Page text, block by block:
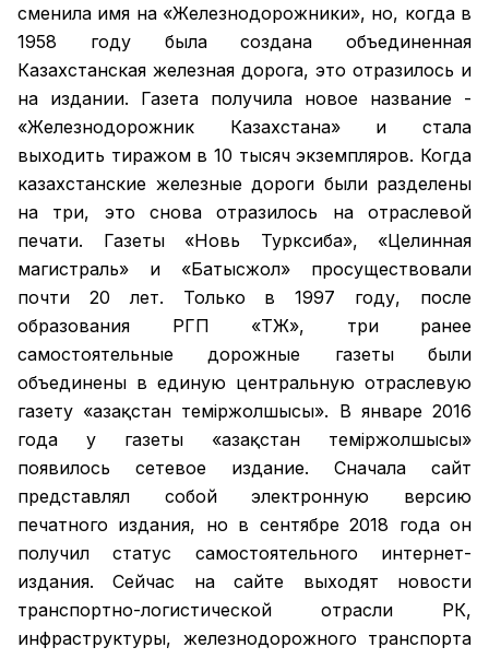
сменила имя на «Железнодорожники», но, когда в
1958 году была создана объединенная
Казахстанская железная дорога, это отразилось и
на издании. Газета получила новое название -
«Железнодорожник Казахстана» и стала
выходить тиражом в 10 тысяч экземпляров. Когда
казахстанские железные дороги были разделены
на три, это снова отразилось на отраслевой
печати. Газеты «Новь Турксиба», «Целинная
магистраль» и «Батысжол» просуществовали
почти 20 лет. Только в 1997 году, после
образования РГП «ҚТЖ», три ранее
самостоятельные дорожные газеты были
объединены в единую центральную отраслевую
газету «Қазақстан темiржолшысы». В январе 2016
года у газеты «Қазақстан теміржолшысы»
появилось сетевое издание. Сначала сайт
представлял собой электронную версию
печатного издания, но в сентябре 2018 года он
получил статус самостоятельного интернет-
издания. Сейчас на сайте выходят новости
транспортно-логистической отрасли РК,
инфраструктуры, железнодорожного транспорта